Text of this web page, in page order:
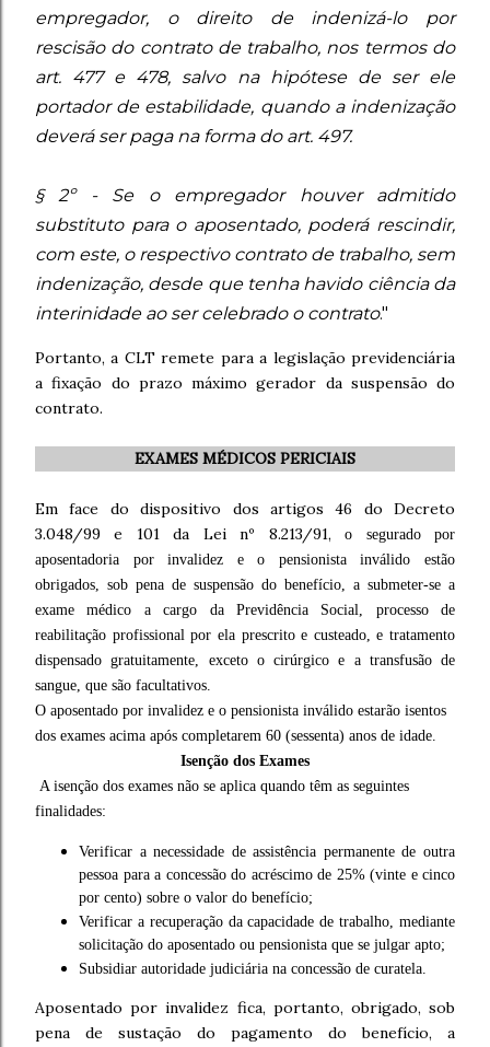
empregador, o direito de indenizá-lo por
rescisão do contrato de trabalho, nos termos do
art. 477 e 478, salvo na hipótese de ser ele
portador de estabilidade, quando a indenização
deverá ser paga na forma do art. 497.
§ 2º - Se o empregador houver admitido
substituto para o aposentado, poderá rescindir,
com este, o respectivo contrato de trabalho, sem
indenização, desde que tenha havido ciência da
interinidade ao ser celebrado o contrato."
Portanto, a CLT remete para a legislação previdenciária
a fixação do prazo máximo gerador da suspensão do
contrato.
EXAMES MÉDICOS PERICIAIS
Em face do dispositivo dos artigos 46 do Decreto
3.048/99 e 101 da Lei nº 8.213/91,o segurado por
aposentadoria por invalidez e o pensionista inválido estão
obrigados, sob pena de suspensão do benefício, a submeter-se a
exame médico a cargo da Previdência Social, processo de
reabilitação profissional por ela prescrito e custeado, e tratamento
dispensado gratuitamente, exceto o cirúrgico e a transfusão de
sangue, que são facultativos.
O aposentado por invalidez e o pensionista inválido estarão isentos
dos exames acima após completarem 60 (sessenta) anos de idade.
Isenção dos Exames
A isenção dos exames não se aplica quando têm as seguintes
finalidades:
Verificar a necessidade de assistência permanente de outra
pessoa para a concessão do acréscimo de 25% (vinte e cinco
por cento) sobre o valor do benefício;
Verificar a recuperação da capacidade de trabalho, mediante
solicitação do aposentado ou pensionista que se julgar apto;
Subsidiar autoridade judiciária na concessão de curatela.
Aposentado por invalidez fica, portanto, obrigado, sob
pena de sustação do pagamento do benefício, a